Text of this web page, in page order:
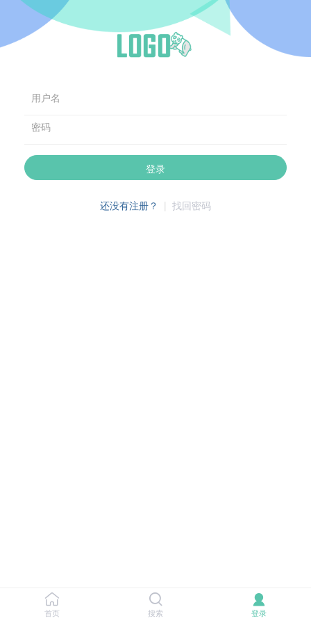
用户名
密码
登录
还没有注册？ | 找回密码
首页 搜索 登录